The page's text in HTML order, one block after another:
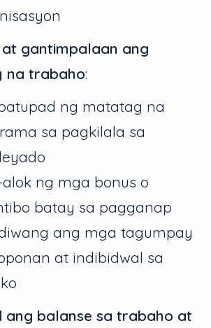
at gantimpalaan ang
na trabaho:
ng matatag na
sa pagkilala sa
ng mga bonus o
batay sa pagganap
ang mga tagumpay
at indibidwal sa
ang balanse sa trabaho at